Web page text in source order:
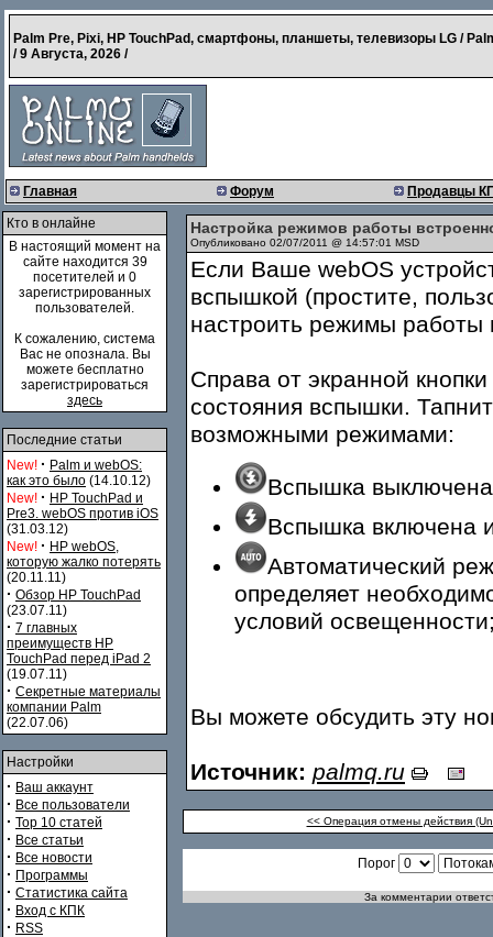
Palm Pre, Pixi, HP TouchPad, смартфоны, планшеты, телевизоры LG /
/9 Августа, 2026 /
Главная Форум Продавцы
Кто в онлайне
В настоящий момент на
сайте находится 39
посетителей и 0
зарегистрированных
пользователей.
К сожалению, система
Вас не опознала. Вы
можете бесплатно
зарегистрироваться
здесь
Последние статьи
New! · Palm и webOS:
как это было (14.10.12)
New! · HP TouchPad и
Pre3. webOS против iOS
(31.03.12)
New! · HP webOS,
которую жалко потерять
(20.11.11)
· Обзор HP TouchPad
(23.07.11)
· 7 главных
преимуществ HP
TouchPad перед iPad 2
(19.07.11)
· Секретные материалы
компании Palm
(22.07.06)
Настройки
· Ваш аккаунт
· Все пользователи
· Top 10 статей
· Все статьи
· Все новости
· Программы
· Статистика сайта
· Вход с КПК
· RSS
Настройка режимов работы
Опубликовано 02/07/2011 @ 14:57:01 MSD
Если Ваше webOS
вспышкой (простите,
настроить режимы работы
Справа от экранной
состояния вспышки.
возможными режимами:
Вспышка
Вспышка включена
Автоматический
определяет
условий
Вы можете обсудить эту
Источник: palmq.ru
<< Операция отмены действия
Порог
За комментарии